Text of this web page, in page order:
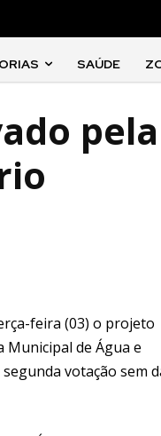
SAÚDE
pela
feira (03) o projeto
Municipal de Água e
votação sem